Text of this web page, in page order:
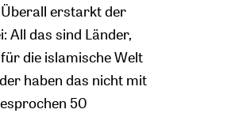
erstarkt der
All das sind Länder,
die islamische Welt
haben das nicht mit
50